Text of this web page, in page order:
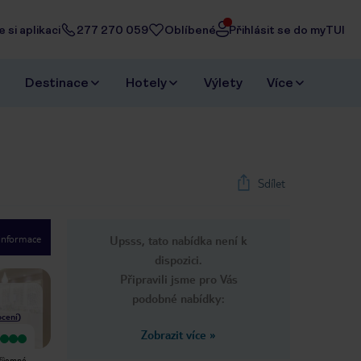
si aplikaci 277 270 059 Oblíbené Přihlásit se do myTUI
Destinace Hotely Výlety Více
Sdílet
Upsss, tato nabídka není k
dispozici.
Připravili jsme pro Vás
podobné nabídky:
Zobrazit více »
Next slide
1/ 38
)